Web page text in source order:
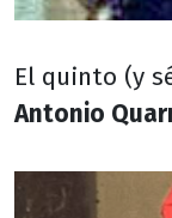
El quinto (y
Antonio